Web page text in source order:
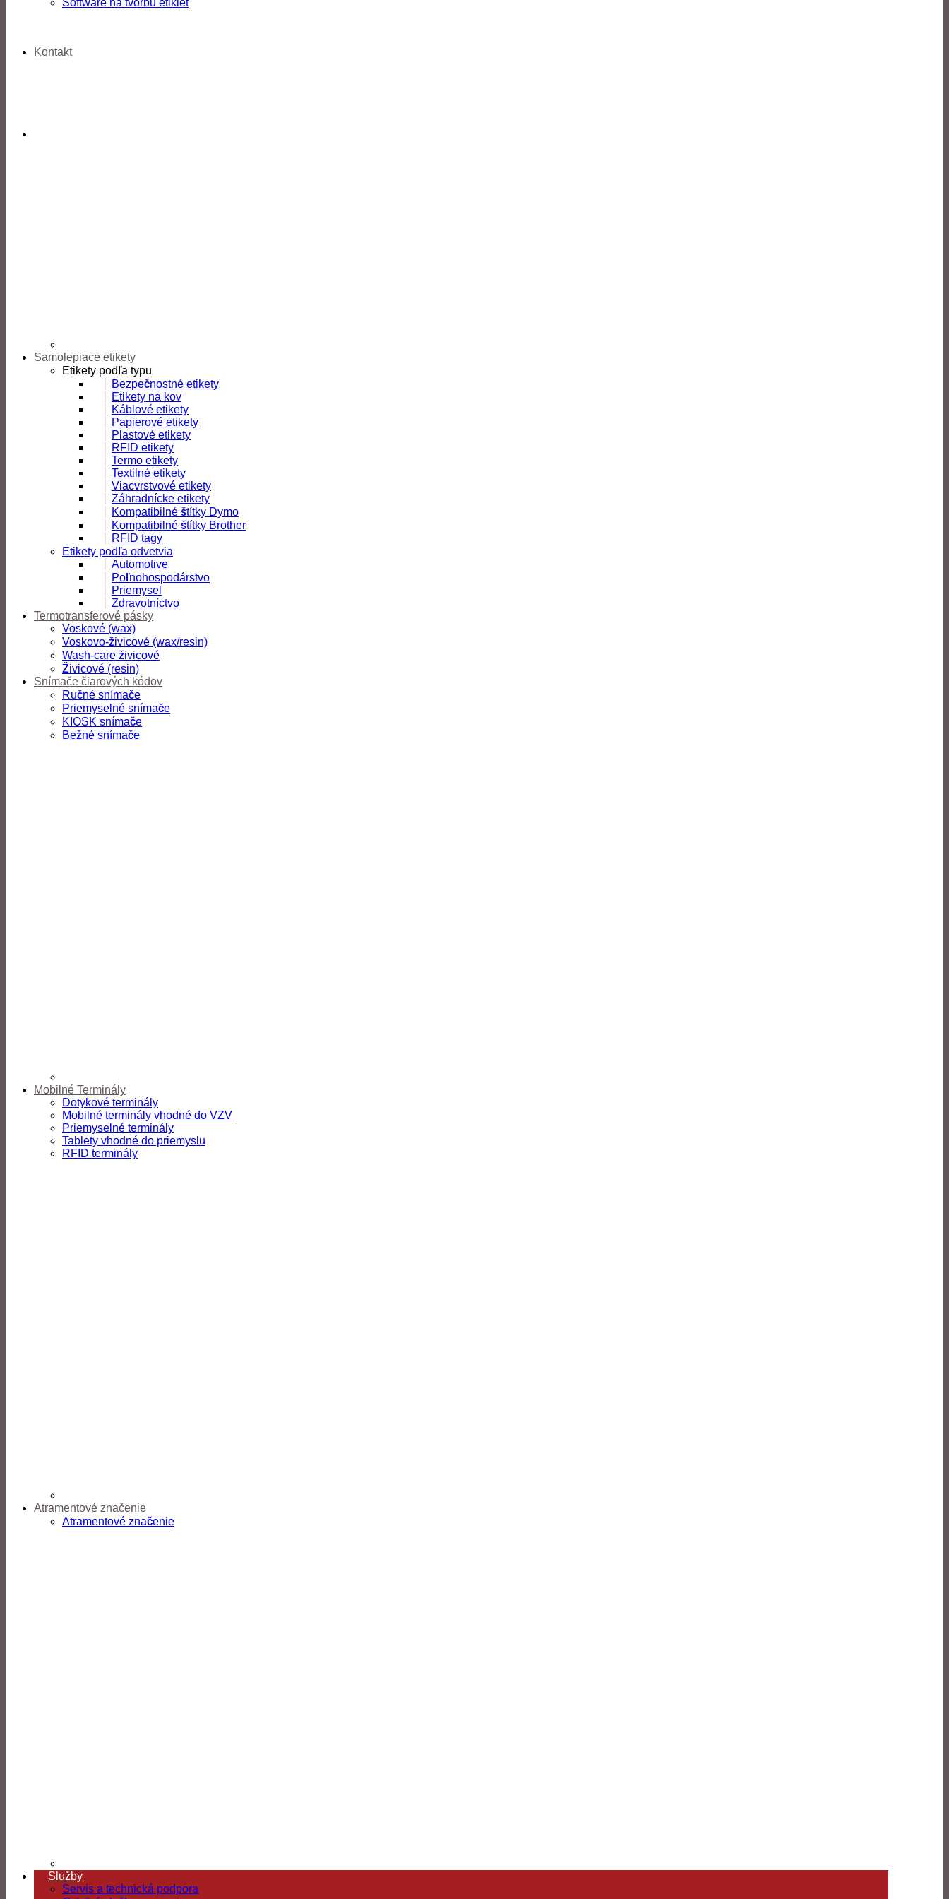
Kontakt
Software na tvorbu etikiet
Samolepiace etikety
Etikety podľa typu
Bezpečnostné etikety
Etikety na kov
Káblové etikety
Papierové etikety
Plastové etikety
RFID etikety
Termo etikety
Textilné etikety
Viacvrstvové etikety
Záhradnícke etikety
Kompatibilné štítky Dymo
Kompatibilné štítky Brother
RFID tagy
Etikety podľa odvetvia
Automotive
Poľnohospodárstvo
Priemysel
Zdravotníctvo
Termotransferové pásky
Voskové (wax)
Voskovo-živicové (wax/resin)
Wash-care živicové
Živicové (resin)
Snímače čiarových kódov
Ručné snímače
Priemyselné snímače
KIOSK snímače
Bežné snímače
Mobilné Terminály
Dotykové terminály
Mobilné terminály vhodné do VZV
Priemyselné terminály
Tablety vhodné do priemyslu
RFID terminály
Atramentové značenie
Atramentové značenie
Služby
Servis a technická podpora